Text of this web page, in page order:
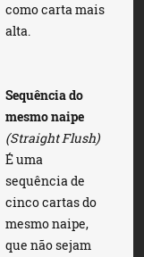
como carta mais
alta.
Sequência do
mesmo naipe
(Straight Flush)
É uma
sequência de
cinco cartas do
mesmo naipe,
que não sejam